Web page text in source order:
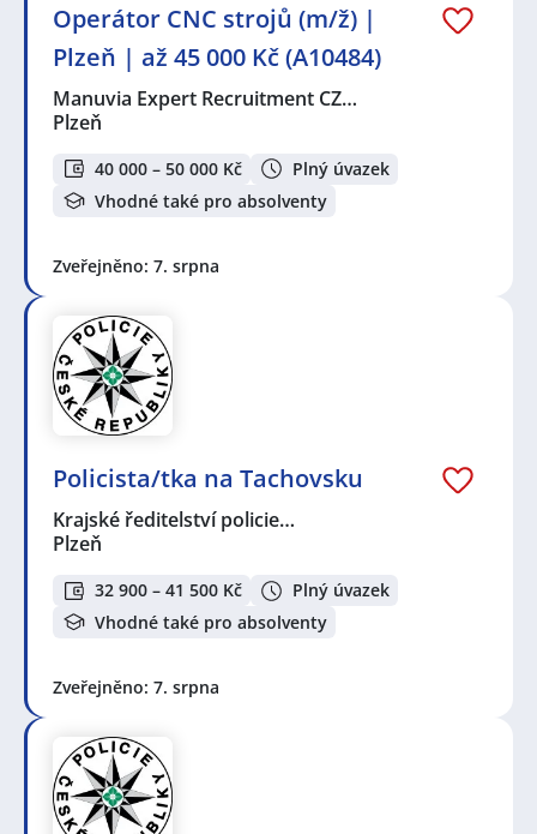
Operátor CNC strojů (m/ž) |
Plzeň | až 45 000 Kč (A10484)
Manuvia Expert Recruitment CZ…
Plzeň
40 000 – 50 000 Kč
Plný úvazek
Vhodné také pro absolventy
Zveřejněno: 7. srpna
Policista/tka na Tachovsku
Krajské ředitelství policie…
Plzeň
32 900 – 41 500 Kč
Plný úvazek
Vhodné také pro absolventy
Zveřejněno: 7. srpna